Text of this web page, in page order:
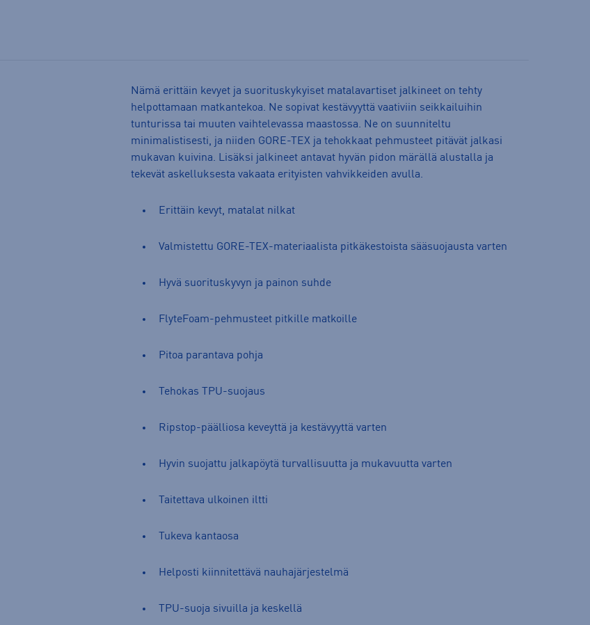
Nämä erittäin kevyet ja suorituskykyiset matalavartiset jalkineet on tehty
helpottamaan matkantekoa. Ne sopivat kestävyyttä vaativiin seikkailuihin
tunturissa tai muuten vaihtelevassa maastossa. Ne on suunniteltu
minimalistisesti, ja niiden GORE-TEX ja tehokkaat pehmusteet pitävät jalkasi
mukavan kuivina. Lisäksi jalkineet antavat hyvän pidon märällä alustalla ja
tekevät askelluksesta vakaata erityisten vahvikkeiden avulla.
Erittäin kevyt, matalat nilkat
Valmistettu GORE-TEX-materiaalista pitkäkestoista sääsuojausta varten
Hyvä suorituskyvyn ja painon suhde
FlyteFoam-pehmusteet pitkille matkoille
Pitoa parantava pohja
Tehokas TPU-suojaus
Ripstop-päälliosa keveyttä ja kestävyyttä varten
Hyvin suojattu jalkapöytä turvallisuutta ja mukavuutta varten
Taitettava ulkoinen iltti
Tukeva kantaosa
Helposti kiinnitettävä nauhajärjestelmä
TPU-suoja sivuilla ja keskellä